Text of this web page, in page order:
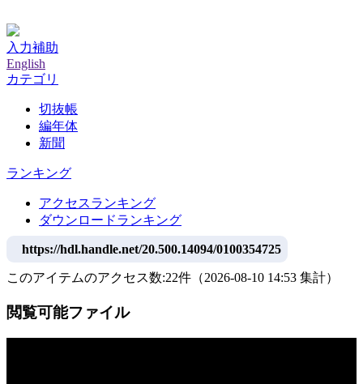
入力補助
English
カテゴリ
切抜帳
編年体
新聞
ランキング
アクセスランキング
ダウンロードランキング
https://hdl.handle.net/20.500.14094/0100354725
このアイテムのアクセス数:22件 （2026-08-10 14:53 集計）
閲覧可能ファイル